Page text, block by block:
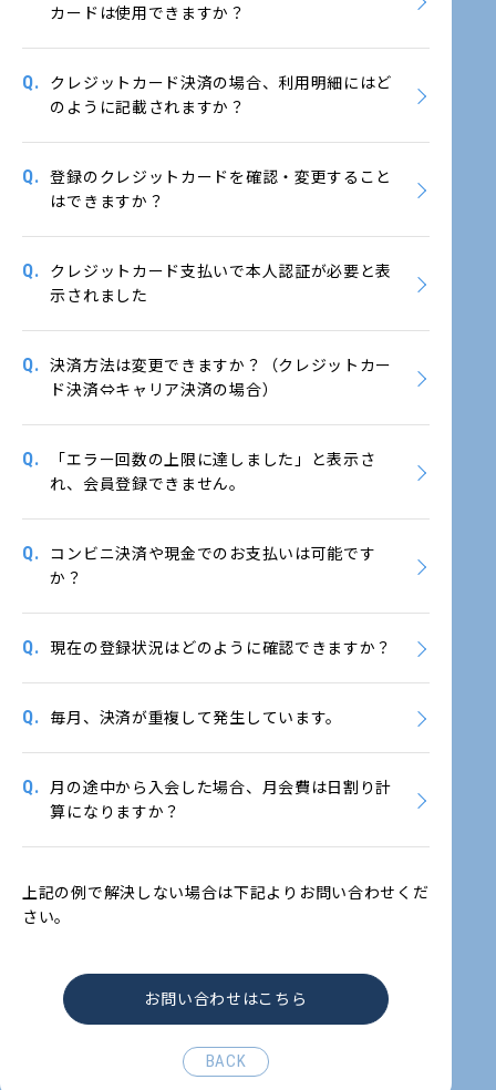
カードは使用できますか？
Q.
クレジットカード決済の場合、利用明細にはど
のように記載されますか？
Q.
登録のクレジットカードを確認・変更すること
はできますか？
Q.
クレジットカード支払いで本人認証が必要と表
示されました
Q.
決済方法は変更できますか？（クレジットカー
ド決済⇔キャリア決済の場合）
Q.
「エラー回数の上限に達しました」と表示さ
れ、会員登録できません。
Q.
コンビニ決済や現金でのお支払いは可能です
か？
Q. 現在の登録状況はどのように確認できますか？
Q. 毎月、決済が重複して発生しています。
Q.
月の途中から入会した場合、月会費は日割り計
算になりますか？
上記の例で解決しない場合は下記よりお問い合わせくだ
さい。
お問い合わせはこちら
BACK